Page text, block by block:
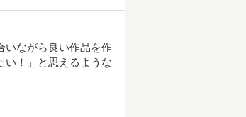
いながら良い作品を作
い！」と思えるような